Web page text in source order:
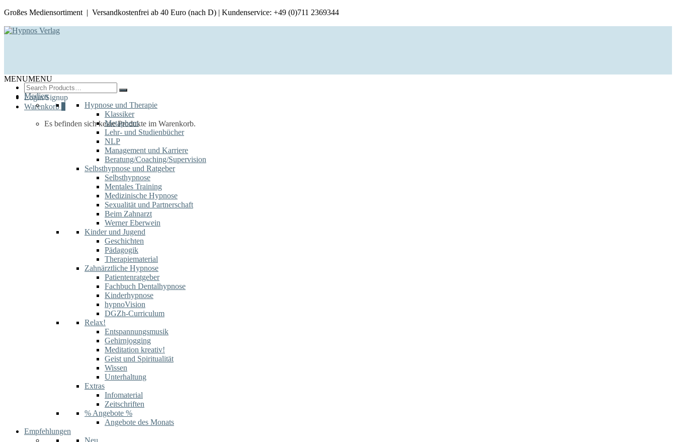
Großes Mediensortiment | Versandkostenfrei ab 40 Euro (nach D) | Kundenservice: +49 (0)711 2369344
Search
for:
Login/Signup
Warenkorb
Es befinden sich keine Produkte im Warenkorb.
MENUMENU
Medien
Hypnose und Therapie
Klassiker
Metaphern
Lehr- und Studienbücher
NLP
Management und Karriere
Beratung/Coaching/Supervision
Selbsthypnose und Ratgeber
Selbsthypnose
Mentales Training
Medizinische Hypnose
Sexualität und Partnerschaft
Beim Zahnarzt
Werner Eberwein
Kinder und Jugend
Geschichten
Pädagogik
Therapiematerial
Zahnärztliche Hypnose
Patientenratgeber
Fachbuch Dentalhypnose
Kinderhypnose
hypnoVision
DGZh-Curriculum
Relax!
Entspannungsmusik
Gehirnjogging
Meditation kreativ!
Geist und Spiritualität
Wissen
Unterhaltung
Extras
Infomaterial
Zeitschriften
% Angebote %
Angebote des Monats
Empfehlungen
Neu